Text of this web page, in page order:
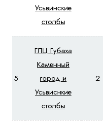
Усьвинские
столбы
5
ГЛЦ Губаха
Каменный
город и
Усьвиснкие
столбы
2